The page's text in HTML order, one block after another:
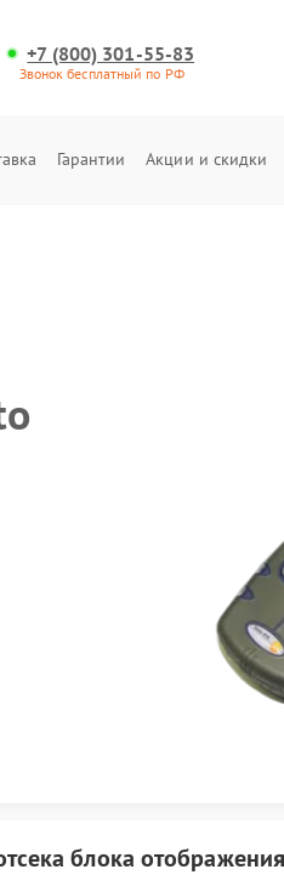
+7 (800) 301-55-83
Звонок бесплатный по РФ
Гарантии Акции и скидки
блока